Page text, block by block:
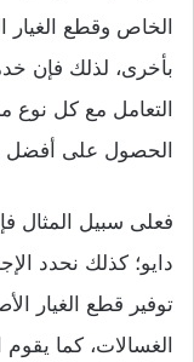
الخاص وقطع الغيار
بأخرى، لذلك فإن
التعامل مع كل
الحصول على أفضل
فعلى سبيل المثال
دايو؛ كذلك نحدد
توفير قطع الغيار
الغسالات، كما